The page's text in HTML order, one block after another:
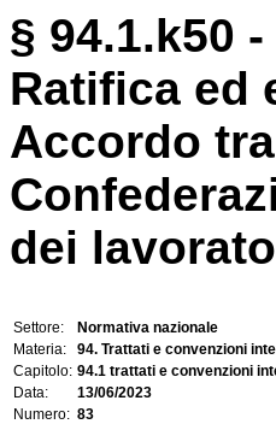
§ 94.1.k50
Ratifica ed
Accordo
dei
Settore:
Normativa nazionale
Materia:
94. Trattati e convenzioni
Capitolo: 94.1 trattati e convenzioni
Data:
13/06/2023
Numero: 83